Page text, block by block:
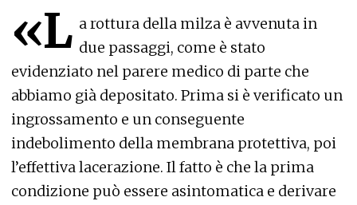
«L a rottura della milza è avvenuta in
due passaggi, come è stato
evidenziato nel parere medico di parte che
abbiamo già depositato. Prima si è verificato un
ingrossamento e un conseguente
indebolimento della membrana protettiva, poi
l’effettiva lacerazione. Il fatto è che la prima
condizione può essere asintomatica e derivare